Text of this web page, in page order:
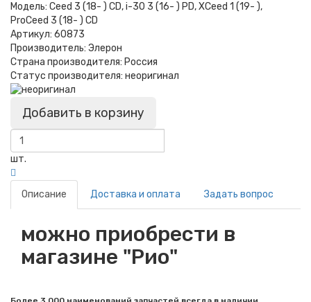
Модель: Ceed 3 (18- ) CD, i-30 3 (16- ) PD, XCeed 1 (19- ),
ProCeed 3 (18- ) CD
Артикул: 60873
Производитель: Элерон
Страна производителя: Россия
Статус производителя: неоригинал
Добавить в корзину
шт.
Описание Доставка и оплата Задать вопрос
можно приобрести в
магазине "Рио"